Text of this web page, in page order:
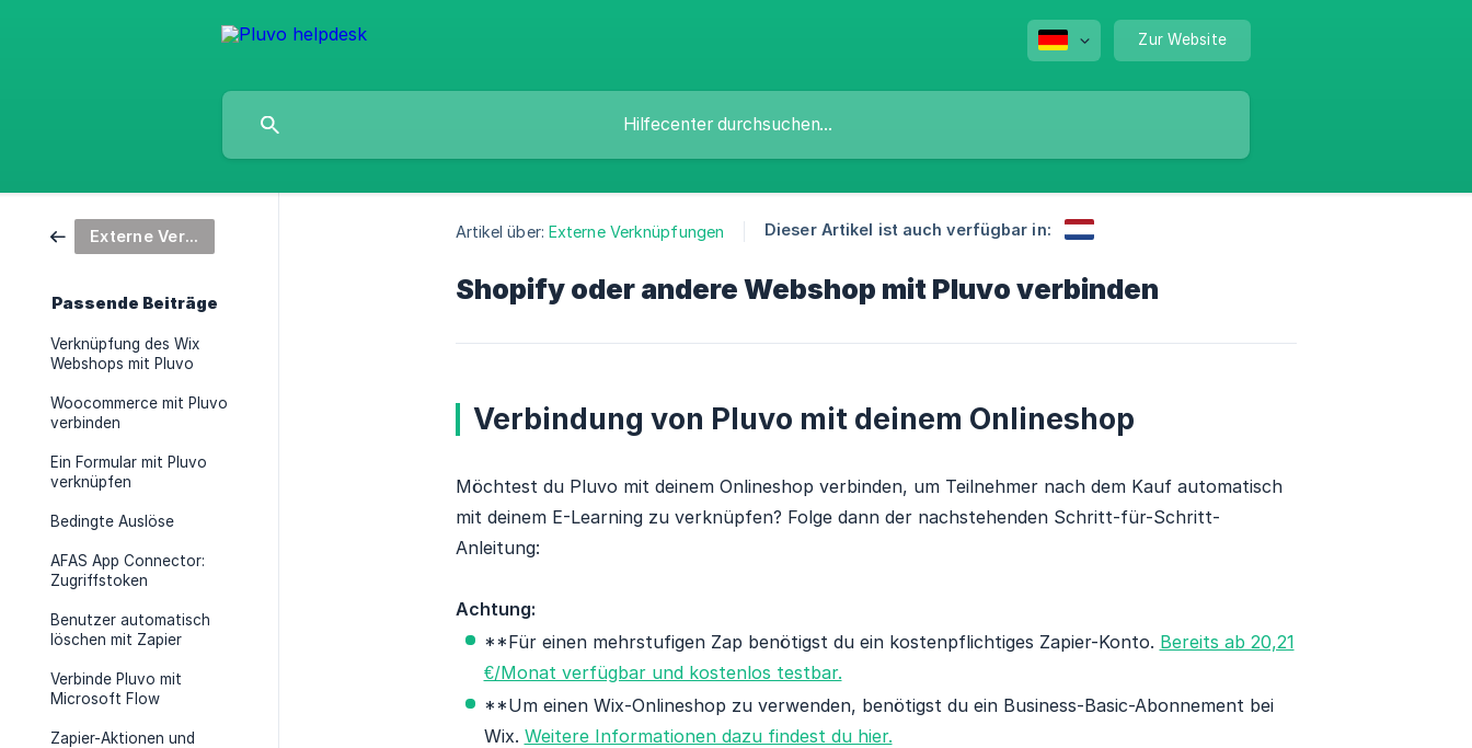
Zur Website
Externe Verknüpfungen
Passende Beiträge
Verknüpfung des Wix
Webshops mit Pluvo
Woocommerce mit Pluvo
verbinden
Ein Formular mit Pluvo
verknüpfen
Bedingte Auslöse
AFAS App Connector:
Zugriffstoken
Benutzer automatisch
löschen mit Zapier
Verbinde Pluvo mit
Microsoft Flow
Zapier-Aktionen und
Artikel über: Externe Verknüpfungen Dieser Artikel ist auch verfügbar in:
Shopify oder andere Webshop mit Pluvo verbinden
Verbindung von Pluvo mit deinem Onlineshop
Möchtest du Pluvo mit deinem Onlineshop verbinden, um Teilnehmer nach dem Kauf automatisch
mit deinem E-Learning zu verknüpfen? Folge dann der nachstehenden Schritt-für-Schritt-
Anleitung:
Achtung:
**Für einen mehrstufigen Zap benötigst du ein kostenpflichtiges Zapier-Konto. Bereits ab 20,21
€/Monat verfügbar und kostenlos testbar.
**Um einen Wix-Onlineshop zu verwenden, benötigst du ein Business-Basic-Abonnement bei
Wix. Weitere Informationen dazu findest du hier.